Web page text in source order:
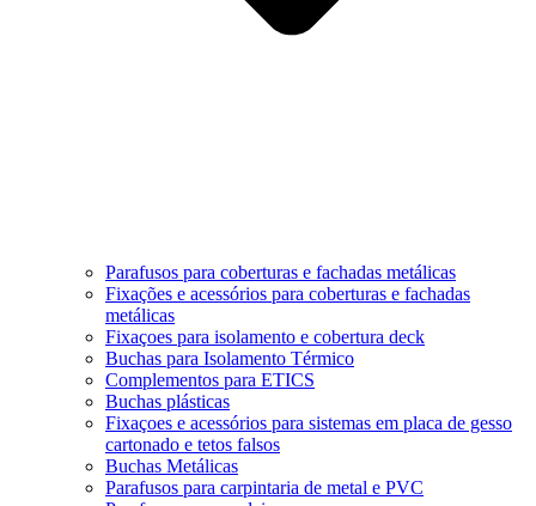
Parafusos para coberturas e fachadas metálicas
Fixações e acessórios para coberturas e fachadas
metálicas
Fixaçoes para isolamento e cobertura deck
Buchas para Isolamento Térmico
Complementos para ETICS
Buchas plásticas
Fixaçoes e acessórios para sistemas em placa de gesso
cartonado e tetos falsos
Buchas Metálicas
Parafusos para carpintaria de metal e PVC